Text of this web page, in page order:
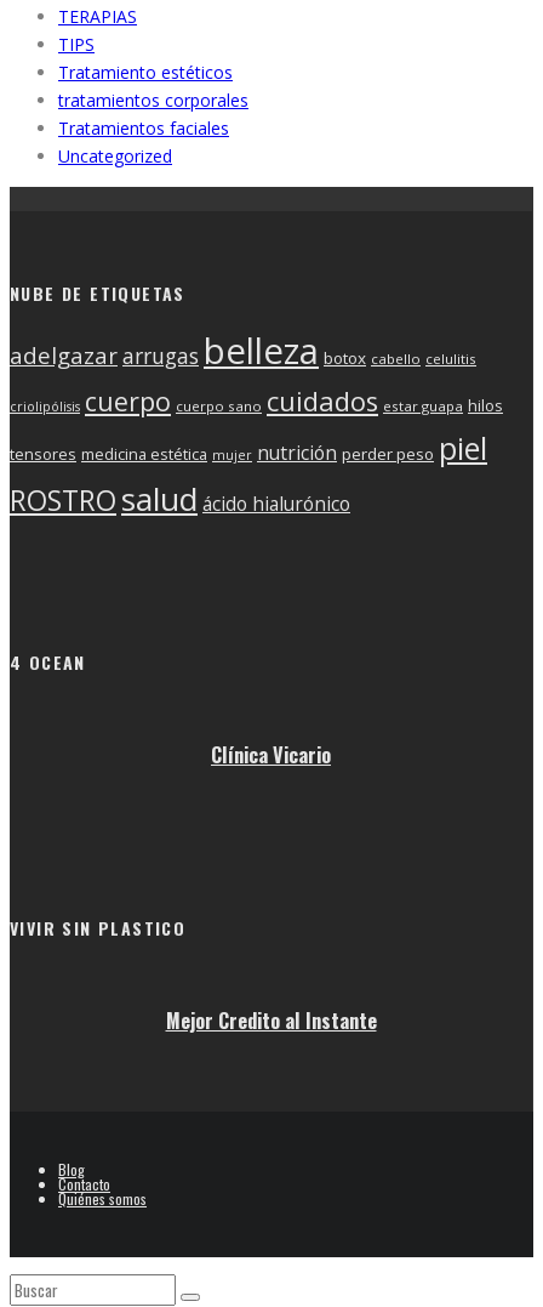
TERAPIAS
TIPS
Tratamiento estéticos
tratamientos corporales
Tratamientos faciales
Uncategorized
NUBE DE ETIQUETAS
adelgazararrugas belleza botox cabello celulitis
criolipólisis cuerpo cuerpo sano cuidados estar guapa hilos
tensores medicina estética mujer nutrición perder peso piel
ROSTROsalud ácido hialurónico
4 OCEAN
Clínica Vicario
VIVIR SIN PLASTICO
Mejor Credito al Instante
Blog
Contacto
Quiénes somos